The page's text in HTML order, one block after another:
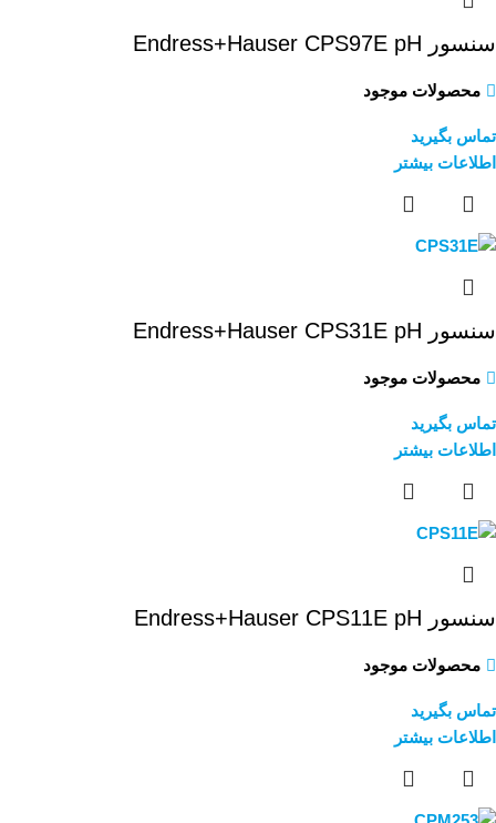
سنسور Endress+Hauser CPS97E pH
محصولات موجود
تماس بگیرید
اطلاعات بیشتر
سنسور Endress+Hauser CPS31E pH
محصولات موجود
تماس بگیرید
اطلاعات بیشتر
سنسور Endress+Hauser CPS11E pH
محصولات موجود
تماس بگیرید
اطلاعات بیشتر